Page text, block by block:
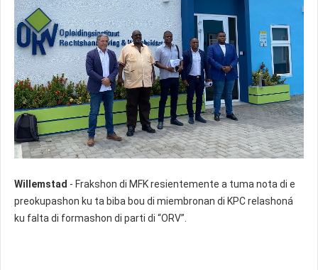
Willemstad - Frakshon di MFK resientemente a tuma nota di e
preokupashon ku ta biba bou di miembronan di KPC relashoná
ku falta di formashon di parti di “ORV”.